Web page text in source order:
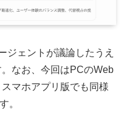
ジェントが議論したうえ
なお、今回はPCのWeb
マホアプリ版でも同様
。